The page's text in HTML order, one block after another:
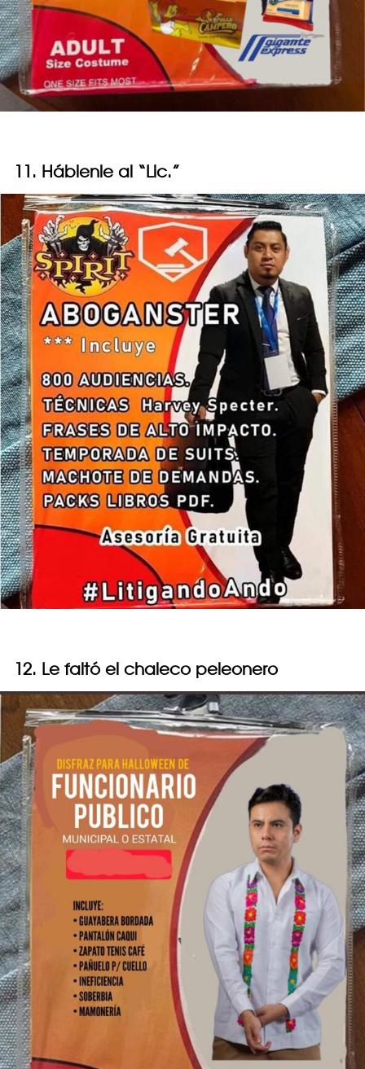
11. Háblenle al “Lic.”
12. Le faltó el chaleco peleonero